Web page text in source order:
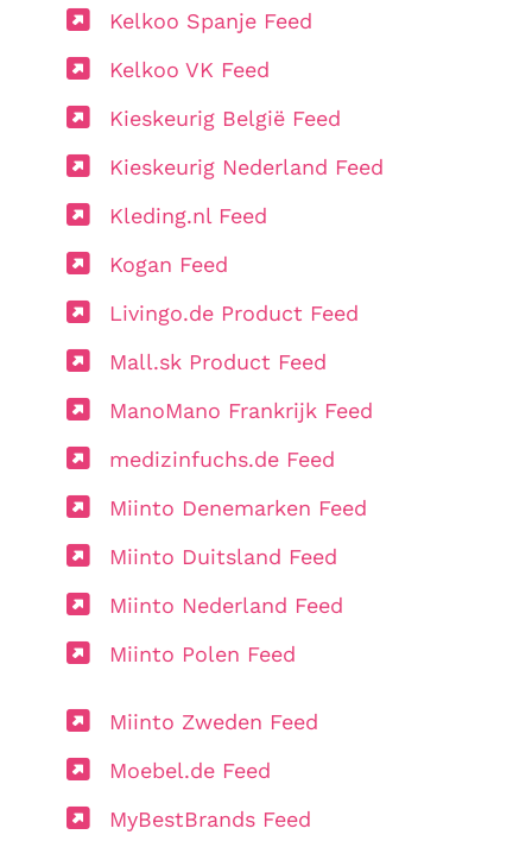
Kelkoo Spanje Feed
Kelkoo VK Feed
Kieskeurig België Feed
Kieskeurig Nederland Feed
Kleding.nl Feed
Kogan Feed
Livingo.de Product Feed
Mall.sk Product Feed
ManoMano Frankrijk Feed
medizinfuchs.de Feed
Miinto Denemarken Feed
Miinto Duitsland Feed
Miinto Nederland Feed
Miinto Polen Feed
Miinto Zweden Feed
Moebel.de Feed
MyBestBrands Feed